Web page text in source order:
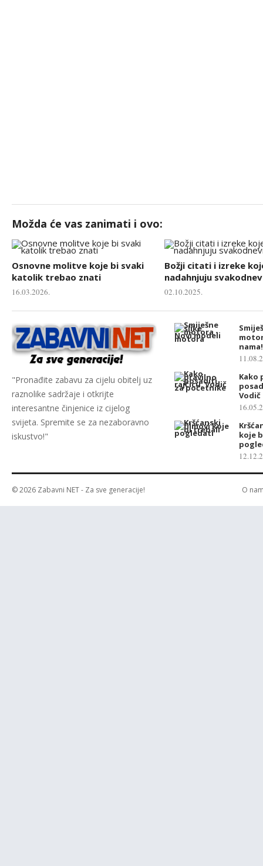
Možda će vas zanimati i ovo:
Osnovne molitve koje bi svaki
katolik trebao znati
16.03.2026.
Božji citati i izreke
nadahnjuju
02.10.2025.
"Pronađite zabavu za cijelu obitelj uz
raznolike sadržaje i otkrijte
interesantne činjenice iz cijelog
svijeta. Spremite se za nezaboravno
iskustvo!"
nama!
Kako
koje
© 2026 Zabavni NET- Za sve generacije! O